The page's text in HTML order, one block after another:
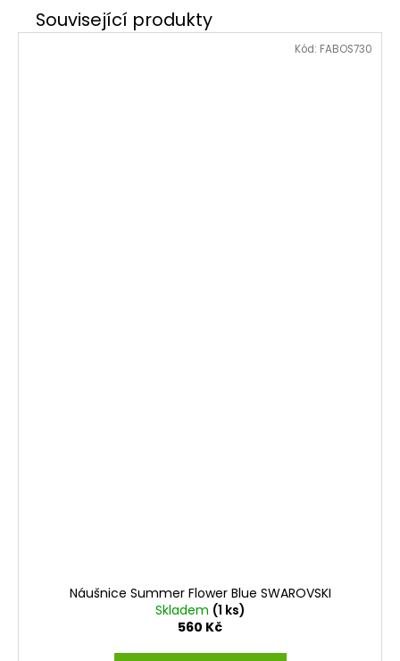
Náušnice Summer Flower Blue SWAROVSKI
Skladem (1 ks)
560 Kč
Kód: FABOS730